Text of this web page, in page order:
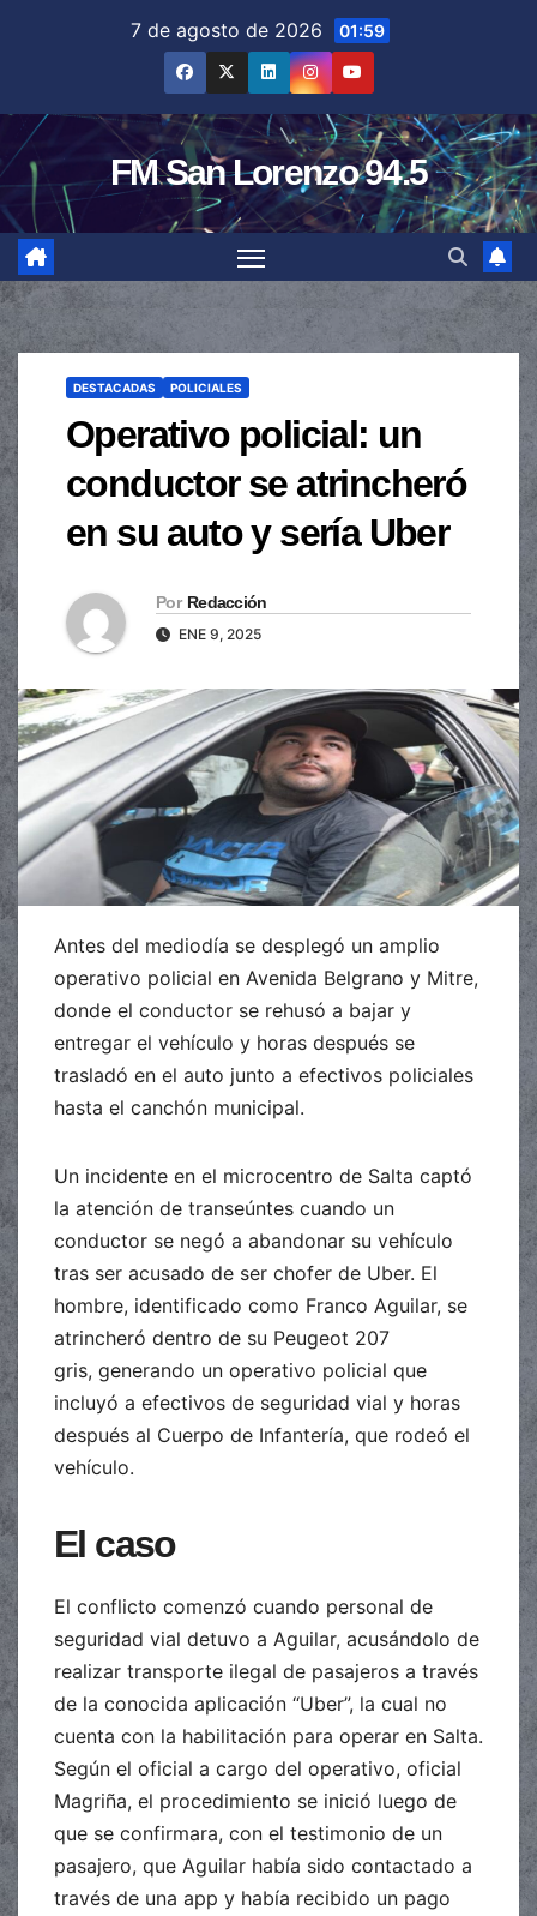
7 de agosto de 2026 01:59
FM San Lorenzo 94.5
DESTACADAS POLICIALES
Operativo policial: un
conductor se atrincheró
en su auto y sería Uber
Por Redacción
ENE 9, 2025
Antes del mediodía se desplegó un amplio
operativo policial en Avenida Belgrano y Mitre,
donde el conductor se rehusó a bajar y
entregar el vehículo y horas después se
trasladó en el auto junto a efectivos policiales
hasta el canchón municipal.
Un incidente en el microcentro de Salta captó
la atención de transeúntes cuando un
conductor se negó a abandonar su vehículo
tras ser acusado de ser chofer de Uber. El
hombre, identificado como Franco Aguilar, se
atrincheró dentro de su Peugeot 207
gris, generando un operativo policial que
incluyó a efectivos de seguridad vial y horas
después al Cuerpo de Infantería, que rodeó el
vehículo.
El caso
El conflicto comenzó cuando personal de
seguridad vial detuvo a Aguilar, acusándolo de
realizar transporte ilegal de pasajeros a través
de la conocida aplicación “Uber”, la cual no
cuenta con la habilitación para operar en Salta.
Según el oficial a cargo del operativo, oficial
Magriña, el procedimiento se inició luego de
que se confirmara, con el testimonio de un
pasajero, que Aguilar había sido contactado a
través de una app y había recibido un pago